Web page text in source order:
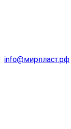
info@мирпласт.рф